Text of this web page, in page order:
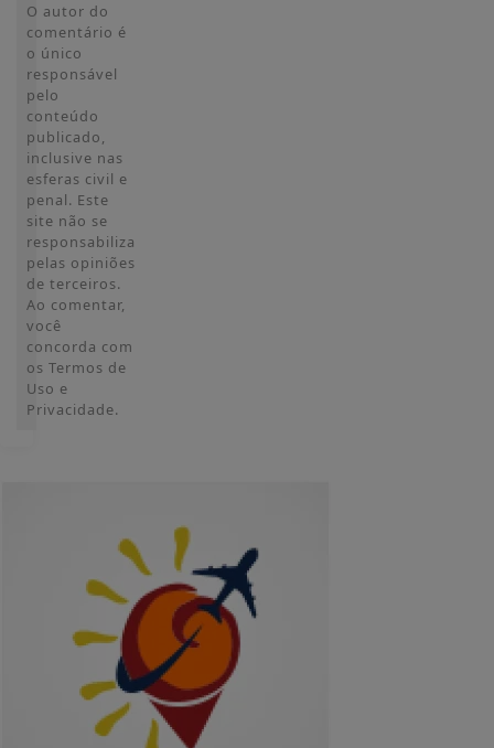
O autor do
comentário é
o único
responsável
pelo
conteúdo
publicado,
inclusive nas
esferas civil e
penal. Este
site não se
responsabiliza
pelas opiniões
de terceiros.
Ao comentar,
você
concorda com
os Termos de
Uso e
Privacidade.